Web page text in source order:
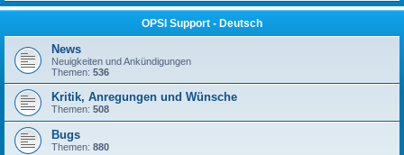
OPSI Support - Deutsch
News
Neuigkeiten und Ankündigungen
Themen: 536
Kritik, Anregungen und Wünsche
Themen: 508
Bugs
Themen: 880